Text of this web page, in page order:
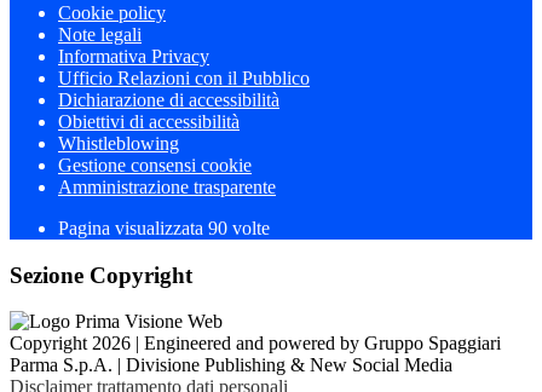
Cookie policy
Note legali
Informativa Privacy
Ufficio Relazioni con il Pubblico
Dichiarazione di accessibilità
Obiettivi di accessibilità
Whistleblowing
Gestione consensi cookie
Amministrazione trasparente
Pagina visualizzata 90 volte
Sezione Copyright
Copyright 2026 | Engineered and powered by Gruppo Spaggiari
Parma S.p.A. | Divisione Publishing & New Social Media
Disclaimer trattamento dati personali